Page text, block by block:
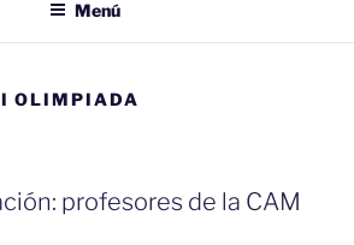
Menú
OLIMPIADA
profesores de la CAM